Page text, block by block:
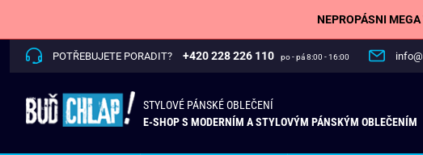
NEPROPÁSNI
POTŘEBUJETE PORADIT? +420 228 226 110 po - pá 8:00 - 16:00
STYLOVÉ PÁNSKÉ OBLEČENÍ
E-SHOP S MODERNÍM A STYLOVÝM PÁNSKÝM OBLEČENÍM